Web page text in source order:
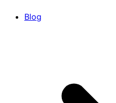
Blog